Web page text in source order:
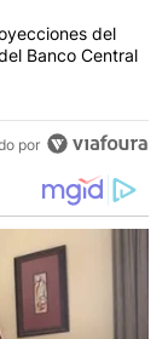
y dólar: cuáles
del
Banco Central
por